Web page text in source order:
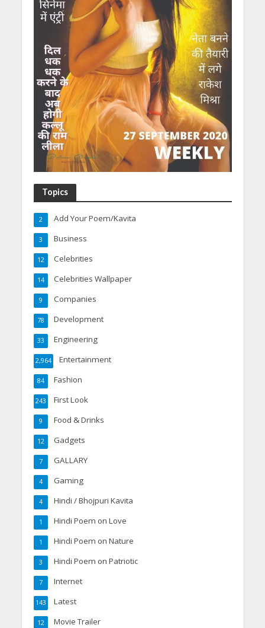
Topics
Add Your Poem/Kavita
2
Business
3
Celebrities
12
Celebrities Wallpaper
14
Companies
9
Development
78
Engineering
33
Entertainment
2,964
Fashion
84
First Look
243
Food & Drinks
9
Gadgets
12
GALLARY
7
Gaming
4
Hindi / Bhojpuri Kavita
4
Hindi Poem on Love
1
Hindi Poem on Nature
1
Hindi Poem on Patriotic
3
Internet
7
Latest
143
Movie Trailer
12